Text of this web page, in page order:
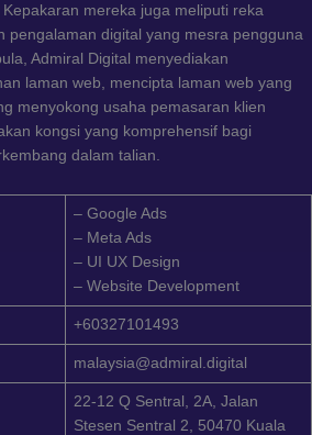
mereka juga meliputi reka
pengalaman digital yang mesra pengguna
Admiral Digital menyediakan
laman web, mencipta laman web yang
menyokong usaha pemasaran klien
kongsi yang komprehensif bagi
dalam talian.
– Google Ads
– Meta Ads
– UI UX Design
– Website Development
+60327101493
malaysia@admiral.digital
22-12 Q Sentral, 2A, Jalan
Stesen Sentral 2, 50470 Kuala